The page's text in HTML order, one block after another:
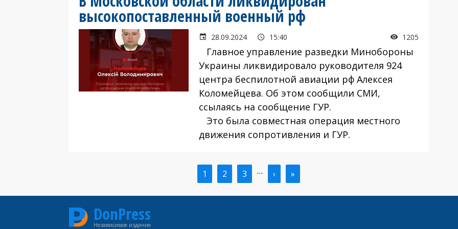
высокопоставленный военный рф
28.09.2024 15:40 1205
Главное управление разведки Минобороны
Украины ликвидировало руководителя 924
центра беспилотной авиации рф Алексея
Коломейцева. Об этом сообщили СМИ,
ссылаясь на сообщение ГУР.
Это была совместная операция местного
движения сопротивления и ГУР.
Текущая
страница
1 Страница
2 Страница
3 … Следующая
страница
› Последняя
страница
»
DonPress
Независимое издание